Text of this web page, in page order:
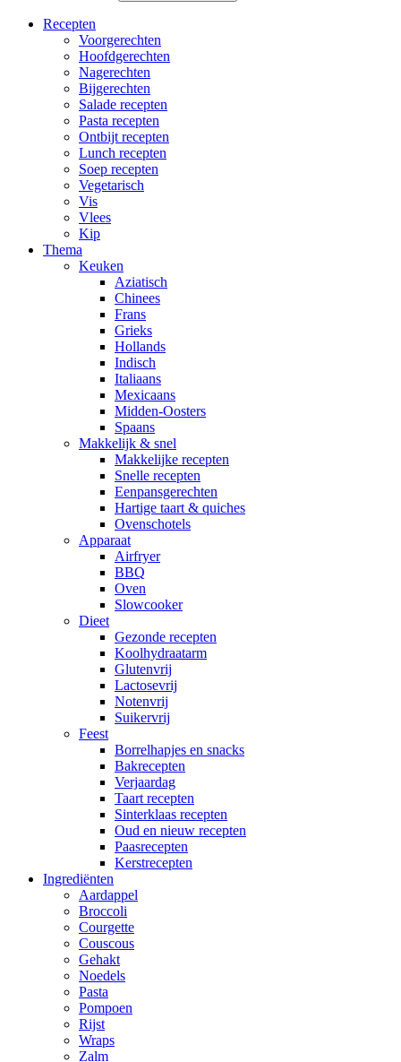
Recepten
Voorgerechten
Hoofdgerechten
Nagerechten
Bijgerechten
Salade recepten
Pasta recepten
Ontbijt recepten
Lunch recepten
Soep recepten
Vegetarisch
Vis
Vlees
Kip
Thema
Keuken
Aziatisch
Chinees
Frans
Grieks
Hollands
Indisch
Italiaans
Mexicaans
Midden-Oosters
Spaans
Makkelijk & snel
Makkelijke recepten
Snelle recepten
Eenpansgerechten
Hartige taart & quiches
Ovenschotels
Apparaat
Airfryer
BBQ
Oven
Slowcooker
Dieet
Gezonde recepten
Koolhydraatarm
Glutenvrij
Lactosevrij
Notenvrij
Suikervrij
Feest
Borrelhapjes en snacks
Bakrecepten
Verjaardag
Taart recepten
Sinterklaas recepten
Oud en nieuw recepten
Paasrecepten
Kerstrecepten
Ingrediënten
Aardappel
Broccoli
Courgette
Couscous
Gehakt
Noedels
Pasta
Pompoen
Rijst
Wraps
Zalm